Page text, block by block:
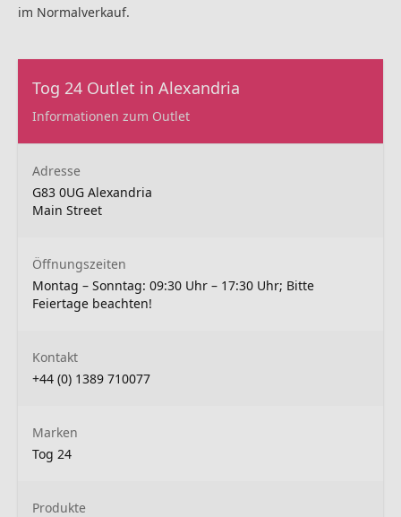
im Normalverkauf.
Tog 24 Outlet in Alexandria
Informationen zum Outlet
Adresse
G83 0UG Alexandria
Main Street
Öffnungszeiten
Montag – Sonntag: 09:30 Uhr – 17:30 Uhr; Bitte
Feiertage beachten!
Kontakt
+44 (0) 1389 710077
Marken
Tog 24
Produkte